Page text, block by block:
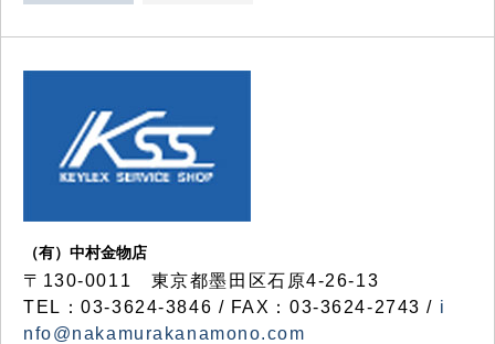
（有）中村金物店
〒130-0011 東京都墨田区石原4-26-13
TEL：03-3624-3846 / FAX：03-3624-2743 / i
nfo@nakamurakanamono.com